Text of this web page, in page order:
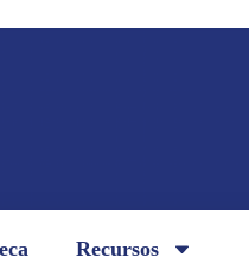
Recursos